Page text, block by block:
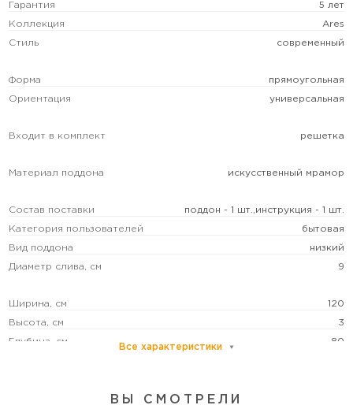
Гарантия 5 лет
Коллекция Ares
Стиль современный
Форма прямоугольная
Ориентация универсальная
Входит в комплект решетка
Материал поддона искусственный мрамор
Состав поставки поддон - 1 шт.,инструкция - 1 шт.
Категория пользователей бытовая
Вид поддона низкий
Диаметр слива, см 9
Ширина, см 120
Высота, см 3
Глубина, см 80
Все характеристики
ВЫ СМОТРЕЛИ